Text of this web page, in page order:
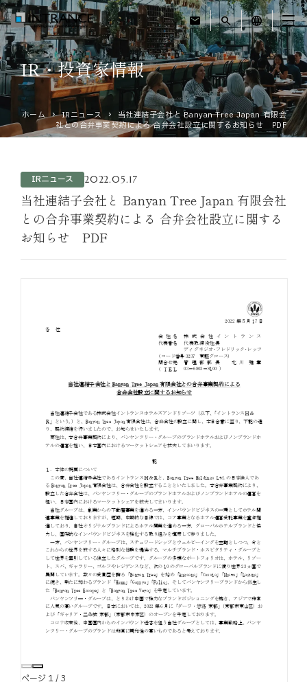
mail search language
トップ
企業情報
運営ホテル
IR・投資家情報
お問い合わせ
免責事項サイトマップ勧誘方針IRポリシー
IR・投資家情報
ホーム IRニュース
当社連結子会社と Banyan Tree Japan 有限会
社との合弁事業契約による 合弁会社設立に関するお知らせ PDF
IRニュース 2022.05.17
当社連結子会社と Banyan Tree Japan 有限会社
との合弁事業契約による 合弁会社設立に関する
お知らせ PDF
ページ 1/3